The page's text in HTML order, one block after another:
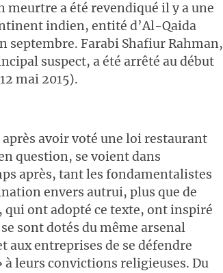
meurtre a été revendiqué il y a une
indien, entité d’Al-Qaida
septembre. Farabi Shafiur Rahman,
suspect, a été arrêté au début
mai 2015).
avoir voté une loi restaurant
question, se voient dans
après, tant les fondamentalistes
envers autrui, plus que de
ont adopté ce texte, ont inspiré
sont dotés du même arsenal
entreprises de se défendre
leurs convictions religieuses. Du